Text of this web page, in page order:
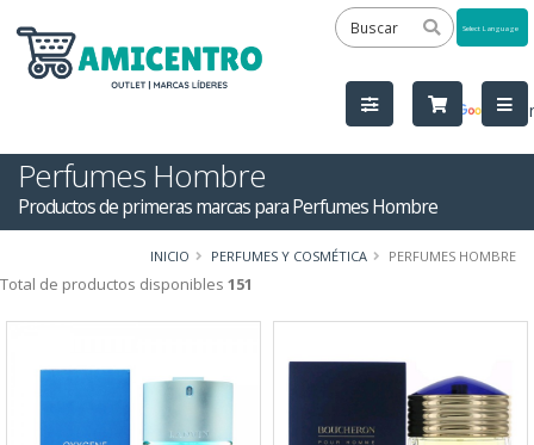
by
Perfumes Hombre
Productos de primeras marcas para Perfumes Hombre
INICIO PERFUMES Y COSMÉTICA PERFUMES HOMBRE
Total de productos disponibles 151